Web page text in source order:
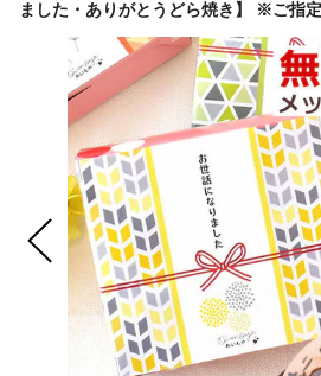
ました・ありがとうどら焼き】 ※ご指